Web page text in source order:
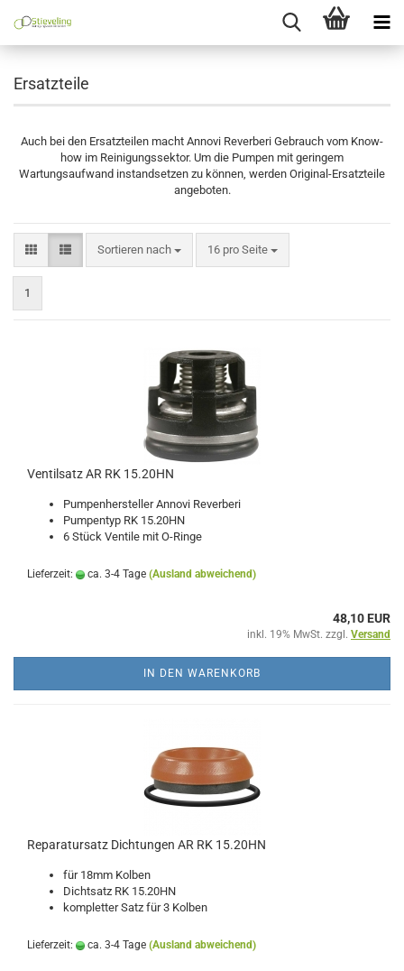
Ersatzteile
Auch bei den Ersatzteilen macht Annovi Reverberi Gebrauch vom Know-
how im Reinigungssektor. Um die Pumpen mit geringem
Wartungsaufwand instandsetzen zu können, werden Original-Ersatzteile
angeboten.
Sortieren nach
Sortieren nach 16 pro Seite
pro Seite
1
Ventilsatz AR RK 15.20HN
Pumpenhersteller Annovi Reverberi
Pumpentyp RK 15.20HN
6 Stück Ventile mit O-Ringe
Lieferzeit: ca. 3-4 Tage (Ausland abweichend)
48,10 EUR
inkl. 19% MwSt. zzgl. Versand
IN DEN WARENKORB
Reparatursatz Dichtungen AR RK 15.20HN
für 18mm Kolben
Dichtsatz RK 15.20HN
kompletter Satz für 3 Kolben
Lieferzeit: ca. 3-4 Tage (Ausland abweichend)